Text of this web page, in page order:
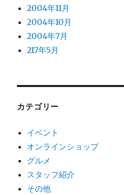
2004年11月
2004年10月
2004年7月
217年5月
カテゴリー
イベント
オンラインショップ
グルメ
スタッフ紹介
その他